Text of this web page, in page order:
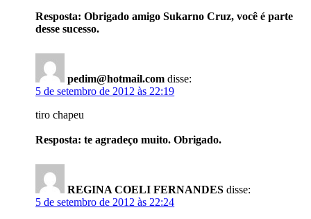
Resposta: Obrigado amigo Sukarno Cruz, você é parte
desse sucesso.
pedim@hotmail.com disse:
5 de setembro de 2012 às 22:19
tiro chapeu
Resposta: te agradeço muito. Obrigado.
REGINA COELI FERNANDES disse:
5 de setembro de 2012 às 22:24